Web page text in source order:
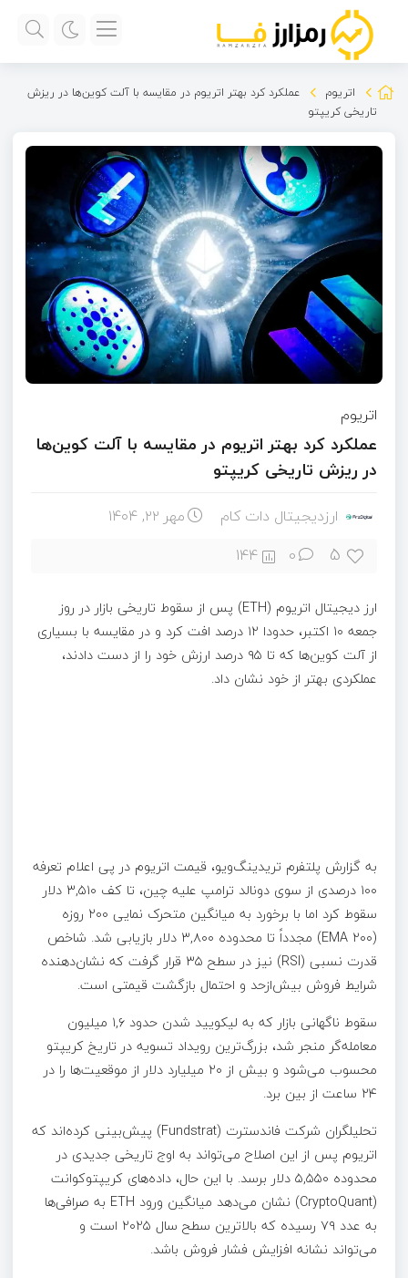
اتریوم
عملکرد کرد بهتر اتریوم در مقایسه با آلت کوین‌ها در ریزش
تاریخی کریپتو
اتریوم
عملکرد کرد بهتر اتریوم در مقایسه با آلت کوین‌ها
در ریزش تاریخی کریپتو
ارزدیجیتال دات کام مهر ۲۲, ۱۴۰۴
5
0
144
ارز دیجیتال اتریوم (ETH) پس از سقوط تاریخی بازار در روز
جمعه ۱۰ اکتبر، حدودا ۱۲ درصد افت کرد و در مقایسه با بسیاری
از آلت‌ کوین‌ها که تا ۹۵ درصد ارزش خود را از دست دادند،
عملکردی بهتر از خود نشان داد.
به گزارش پلتفرم تریدینگ‌ویو، قیمت اتریوم در پی اعلام تعرفه
۱۰۰ درصدی از سوی دونالد ترامپ علیه چین، تا کف ۳,۵۱۰ دلار
سقوط کرد اما با برخورد به میانگین متحرک نمایی ۲۰۰ روزه
(EMA ۲۰۰) مجدداً تا محدوده ۳,۸۰۰ دلار بازیابی شد. شاخص
قدرت نسبی (RSI) نیز در سطح ۳۵ قرار گرفت که نشان‌دهنده
شرایط فروش بیش‌ازحد و احتمال بازگشت قیمتی است.
سقوط ناگهانی بازار که به لیکویید شدن حدود ۱,۶ میلیون
معامله‌گر منجر شد، بزرگ‌ترین رویداد تسویه در تاریخ کریپتو
محسوب می‌شود و بیش از ۲۰ میلیارد دلار از موقعیت‌ها را در
۲۴ ساعت از بین برد.
تحلیلگران شرکت فاندسترت (Fundstrat) پیش‌بینی کرده‌اند که
اتریوم پس از این اصلاح می‌تواند به اوج تاریخی جدیدی در
محدوده ۵,۵۵۰ دلار برسد. با این حال، داده‌های کریپتوکوانت
(CryptoQuant) نشان می‌دهد میانگین ورود ETH به صرافی‌ها
به عدد ۷۹ رسیده که بالاترین سطح سال ۲۰۲۵ است و
می‌تواند نشانه افزایش فشار فروش باشد.